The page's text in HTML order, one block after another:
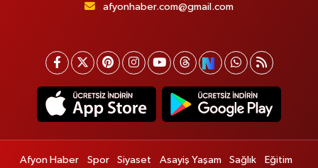
afyonhaber.com@gmail.com
Afyon Haber Spor Siyaset Asayiş Yaşam Sağlık Eğitim